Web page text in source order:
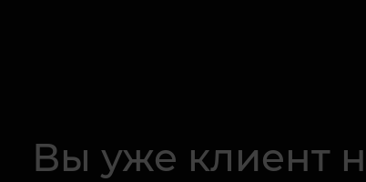
Вы уже клиент